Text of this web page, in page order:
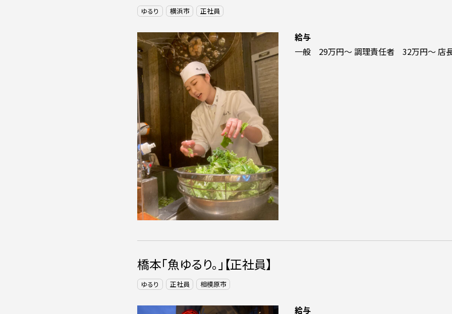
ゆるり 横浜市 正社員
給与
一般 29万円～ 調理責任者 32万円～ 店
橋本「魚ゆるり。」【正社員】
ゆるり 正社員 相模原市
給与